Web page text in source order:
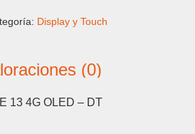
Display y Touch
(0)
13 4G OLED – DT